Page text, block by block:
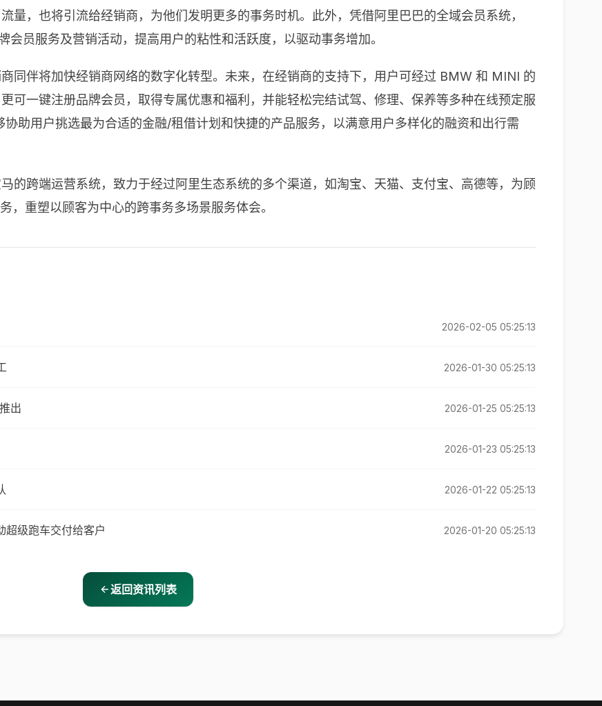
量，也将引流给经销商，为他们发明更多的事务时机。此外，凭借阿里巴巴的全域会员系统，
员服务及营销活动，提高用户的粘性和活跃度，以驱动事务增加。
同伴将加快经销商网络的数字化转型。未来，在经销商的支持下，用户可经过 BMW 和 MINI 的
可一键注册品牌会员，取得专属优惠和福利，并能轻松完结试驾、修理、保养等多种在线预定服
助用户挑选最为合适的金融/租借计划和快捷的产品服务，以满意用户多样化的融资和出行需
的跨端运营系统，致力于经过阿里生态系统的多个渠道，如淘宝、天猫、支付宝、高德等，为顾
，重塑以顾客为中心的跨事务多场景服务体会。
2026-02-05 05:25:13
2026-01-30 05:25:13
出 2026-01-25 05:25:13
2026-01-23 05:25:13
2026-01-22 05:25:13
级跑车交付给客户 2026-01-20 05:25:13
返回资讯列表